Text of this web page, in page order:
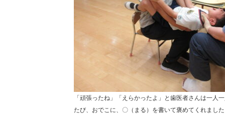
「頑張ったね」「えらかったよ」と歯医者さんは一人
たび、おでこに、〇（まる）を書いて褒めてくれました